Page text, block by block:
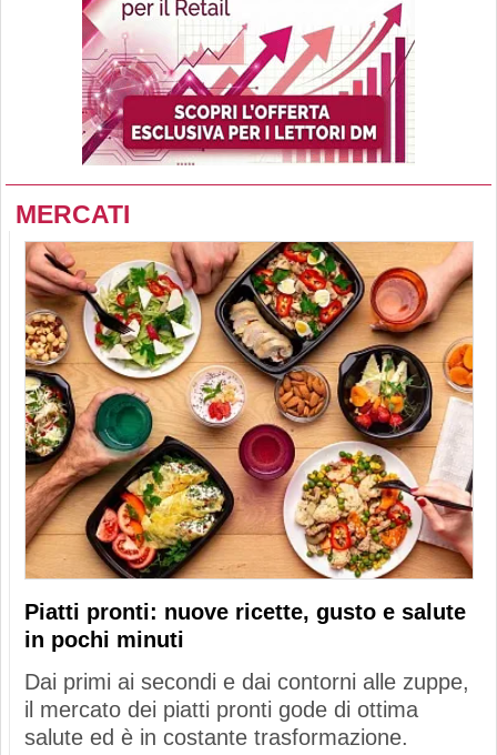
MERCATI
Piatti pronti: nuove ricette, gusto e salute
in pochi minuti
Dai primi ai secondi e dai contorni alle zuppe,
il mercato dei piatti pronti gode di ottima
salute ed è in costante trasformazione.